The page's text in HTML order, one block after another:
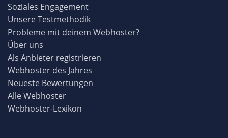
Soziales Engagement
Unsere Testmethodik
Probleme mit deinem Webhoster?
Über uns
Als Anbieter registrieren
Webhoster des Jahres
Neueste Bewertungen
Alle Webhoster
Webhoster-Lexikon